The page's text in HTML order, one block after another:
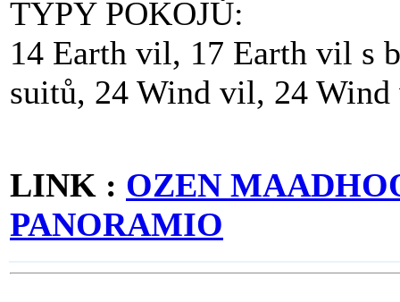
TYPY POKOJŮ:
14 Earth vil, 17 Earth vil s
suitů, 24 Wind vil, 24
LINK : OZEN
PANORAMIO